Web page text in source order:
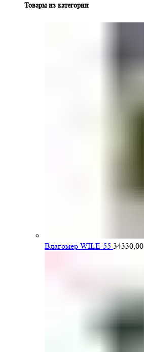
Товары из категории
Влагомер WILE-55 34330,00